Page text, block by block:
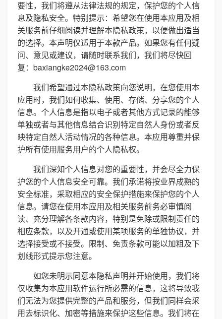
要性，我们将遵从法律法规的规定，保护您的个人信
息及隐私安全。特别提示：希望您在使用本应用及相
关服务前仔细阅读并理解本隐私政策，以便做出适当
的选择。本声明仅适用于本款产品。如果您有任何疑
问、意见或建议，请随时联系我们，我们将尽快回
复：baxiangke2024@163.com
我们希望通过本隐私政策向您说明，在您使用本
应用时，我们如何收集、使用、存储、分享您的个人
信息。个人信息是指以电子或者其他方式记录的能够
单独或者与其他信息结合识别特定自然人身份或者反
映特定自然人活动情况的各种信息。本应用尊重并保
护所有使用服务用户的个人隐私权。
我们深知个人信息对您的重要性，并会尽全力保
护您的个人信息安全可靠。我们承诺将按业界成熟的
安全标准，采取相应的安全保护措施来保护您的个人
信息。请您在使用本应用及相关服务前务必审慎阅
读、充分理解各条款内容，特别是免除或限制责任的
相应条款，以及开通或使用某项服务的单独协议，并
选择接受或不接受。限制、免责条款可能以加粗及下
划线形式提示您注意。
如您未明示同意本隐私声明并开始使用，我们将
仅收集为本应用软件运行所必需的信息，这将导致我
们无法为您提供完整的产品和服务，但我们同样会采
用去标识化、加密等措施来保护这些信息。我们将在